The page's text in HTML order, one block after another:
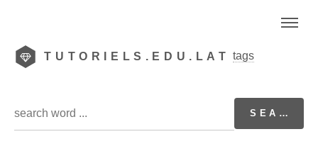
TUTORIELS.EDU.LAT tags